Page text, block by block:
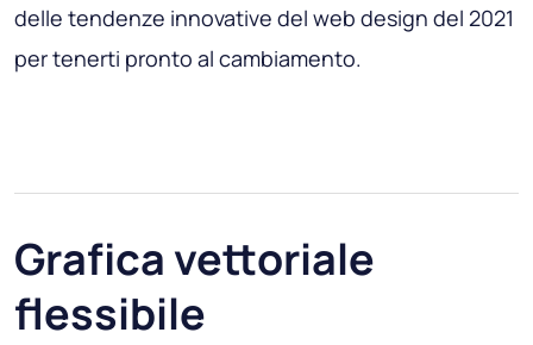
delle tendenze innovative del web design del 2021
per tenerti pronto al cambiamento.
Grafica vettoriale
flessibile